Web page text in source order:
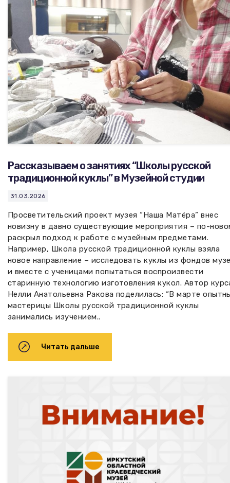
Вакансии музея
Независимая оценка
Проекты и программы
Научные издания
Новости
Прейскурант
Фонды и коллекции
Дирекция
Ледокол Ангара
Музей В.Г. Распутина
КПЦ им. свт. Иннокентия (Вениаминова)
Научно-фондовый отдел
Мемориальный дом А.М. Тюрюмина
Музеи региона
Повышение квалификации
Передвижные выставки
Отчетность
Профессиональные мероприятия
Рассказываем о занятиях “Школы русской
традиционной куклы” в Музейной студии
31.03.2026
Просветительский проект музея “Наша Матёра” внес
новизну в давно существующие мероприятия – по-
раскрыл подход к работе с музейным предметами.
Например, Школа русской традиционной куклы взяла
новое направление – исследовать куклы из фондов
и вместе с ученицами попытаться воспроизвести
старинную технологию изготовления кукол. Автор
Нелли Анатольевна Ракова поделилась: “В марте
мастерицы Школы русской традиционной куклы
занимались изучением..
Читать дальше